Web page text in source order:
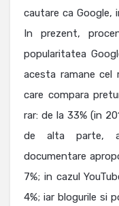
cautare ca Google,
In prezent,
popularitatea
acesta ramane cel
care compara
rar: de la 33% (in
de alta parte,
documentare
7%; in cazul
4%; iar blogurile si